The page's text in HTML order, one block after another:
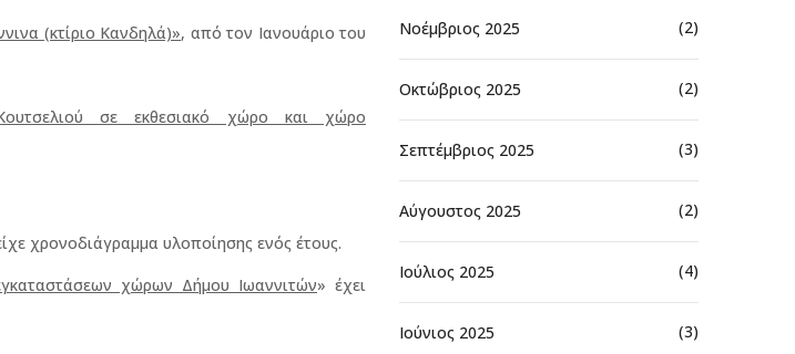
(κτίριο Κανδηλά)», από τον Ιανουάριο του
σε εκθεσιακό χώρο και χώρο
χρονοδιάγραμμα υλοποίησης ενός έτους.
χώρων Δήμου Ιωαννιτών» έχει
Νοέμβριος 2025 (2)
Οκτώβριος 2025 (2)
Σεπτέμβριος 2025 (3)
Αύγουστος 2025 (2)
Ιούλιος 2025 (4)
Ιούνιος 2025 (3)